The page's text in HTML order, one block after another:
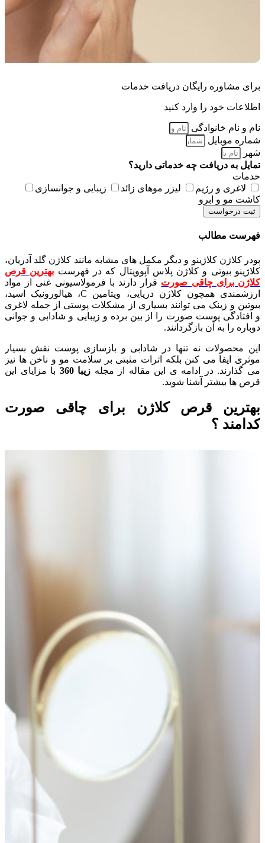
برای مشاوره رایگان دریافت خدمات
اطلاعات خود را وارد کنید
نام و نام خانوادگی
شماره موبایل
شهر
تمایل به دریافت چه خدماتی دارید؟
خدمات
لاغری و رژیم
لیزر موهای زائد
زیبایی و جوانسازی
کاشت مو و ابرو
ثبت درخواست
فهرست مطالب
پودر کلاژن کلاژینو و دیگر مکمل های مشابه مانند کلاژن گلد آدریان،
کلاژینو بیوتی و کلاژن پلاس آپوویتال که در فهرست بهترین قرص
کلاژن برای چاقی صورت قرار دارند با فرمولاسیونی غنی از مواد
ارزشمندی همچون کلاژن دریایی، ویتامین C، هیالورونیک اسید،
بیوتین و زینک می توانند بسیاری از مشکلات پوستی از جمله لاغری
و افتادگی پوست صورت را از بین برده و زیبایی و شادابی و جوانی
دوباره را به آن بازگردانند.
این محصولات نه تنها در شادابی و بازسازی پوست نقش بسیار
موثری ایفا می کنن بلکه اثرات مثبتی بر سلامت مو و ناخن ها نیز
می گذارند. در ادامه ی این مقاله از مجله زیبا 360
با مزایای این
قرص ها بیشتر آشنا شوید.
بهترین قرص کلاژن برای چاقی صورت
کدامند ؟